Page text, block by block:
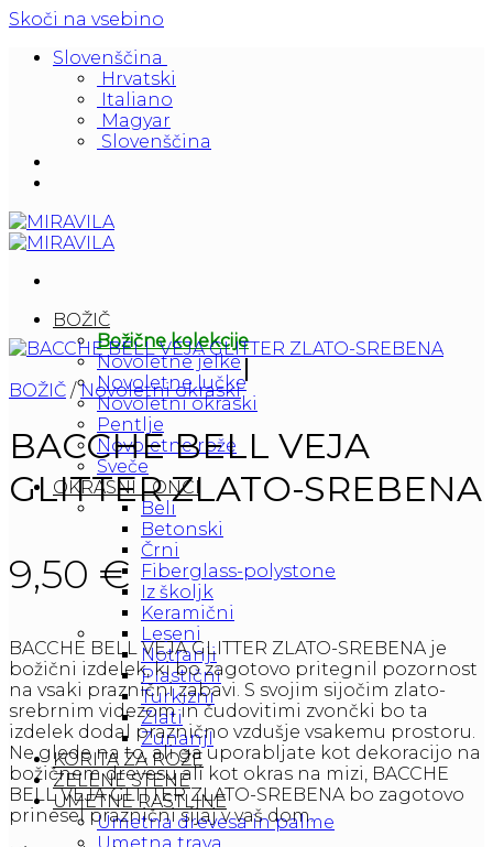
Skoči na vsebino
Slovenščina
Hrvatski
Italiano
Magyar
Slovenščina
BOŽIČ
Božične kolekcije
Novoletne jelke
Novoletne lučke
Novoletni okraski
Pentlje
Novoletne rože
Sveče
OKRASNI LONCI
Beli
Betonski
Črni
Fiberglass-polystone
Iz školjk
Keramični
Leseni
Notranji
Plastični
Turkizni
Zlati
ZunanjI
KORITA ZA ROŽE
ZELENE STENE
UMETNE RASTLINE
Umetna drevesa in palme
BOŽIČ / Novoletni okraski
BACCHE BELL VEJA
GLITTER ZLATO-SREBENA
9,50 €
BACCHE BELL VEJA GLITTER ZLATO-SREBENA je
božični izdelek, ki bo zagotovo pritegnil pozornost
na vsaki praznični zabavi. S svojim sijočim zlato-
srebrnim videzom in čudovitimi zvončki bo ta
izdelek dodal praznično vzdušje vsakemu prostoru.
Ne glede na to, ali ga uporabljate kot dekoracijo na
božičnem drevesu ali kot okras na mizi, BACCHE
BELL VEJA GLITTER ZLATO-SREBENA bo zagotovo
prinesel praznični sijaj v vaš dom.